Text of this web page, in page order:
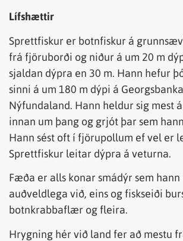
Lífshættir
Sprettfiskur er botnfiskur á
frá fjöruborði og niður á um 20 m
sjaldan dýpra en 30 m. Hann hefur
sinni á um 180 m dýpi á
Nýfundaland. Hann heldur sig mest
innan um þang og grjót þar sem
Hann sést oft í fjörupollum ef vel er
Sprettfiskur leitar dýpra á veturna.
Fæða er alls konar smádýr sem
auðveldlega við, eins og fiskseiði
botnkrabbaflær og fleira.
Hrygning hér við land fer að mestu